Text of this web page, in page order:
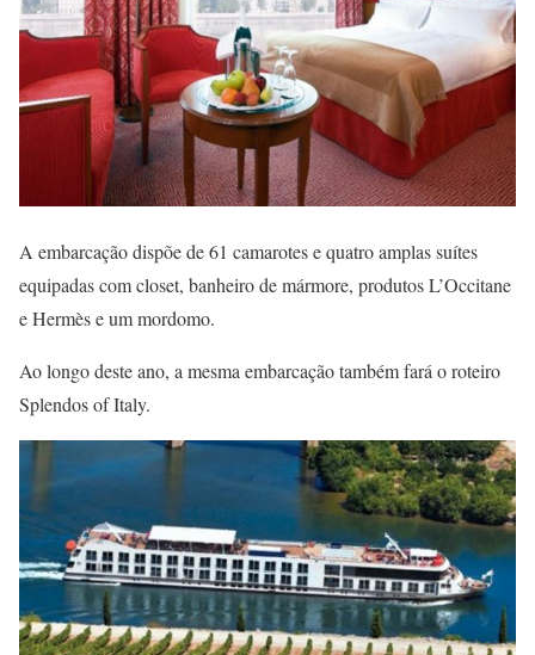
A embarcação dispõe de 61 camarotes e quatro amplas suítes
equipadas com closet, banheiro de mármore, produtos L’Occitane
e Hermès e um mordomo.
Ao longo deste ano, a mesma embarcação também fará o roteiro
Splendos of Italy.